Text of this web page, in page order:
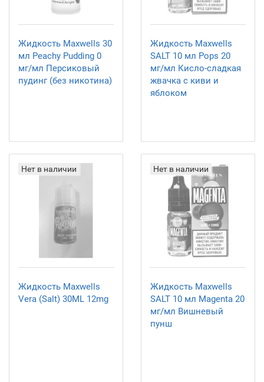
Жидкость Maxwells 30
мл Peachy Pudding 0
мг/мл Персиковый
пудинг (без никотина)
Жидкость Maxwells
SALT 10 мл Pops 20
мг/мл Кисло-сладкая
жвачка с киви и
яблоком
Нет в наличии
Жидкость Maxwells
Vera (Salt) 30ML 12mg
Нет в наличии
Жидкость Maxwells
SALT 10 мл Magenta 20
мг/мл Вишневый
пунш